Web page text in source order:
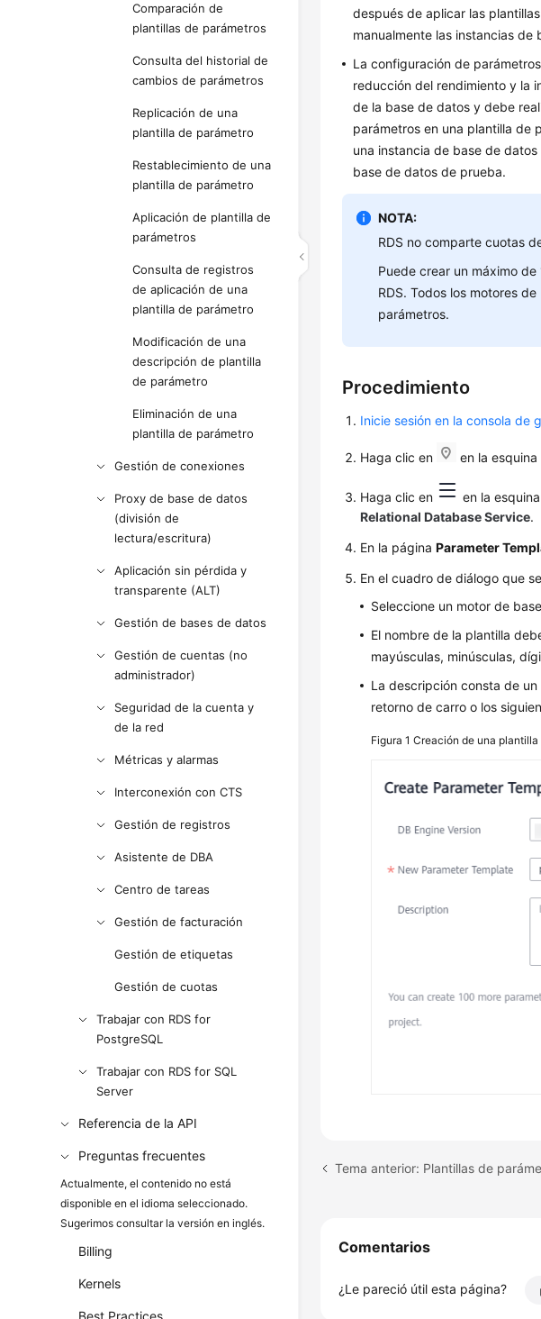
Comparación de
plantillas de parámetros
Consulta del historial de
cambios de parámetros
Replicación de una
plantilla de parámetro
Restablecimiento de una
plantilla de parámetro
Aplicación de plantilla de
parámetros
Consulta de registros
de aplicación de una
plantilla de parámetro
Modificación de una
descripción de plantilla
de parámetro
Eliminación de una
plantilla de parámetro
Gestión de conexiones
Proxy de base de datos
(división de
lectura/escritura)
Aplicación sin pérdida y
transparente (ALT)
Gestión de bases de datos
Gestión de cuentas (no
administrador)
Seguridad de la cuenta y
de la red
Métricas y alarmas
Interconexión con CTS
Gestión de registros
Asistente de DBA
Centro de tareas
Gestión de facturación
Gestión de etiquetas
Gestión de cuotas
Trabajar con RDS for
PostgreSQL
Trabajar con RDS for SQL
Server
Referencia de la API
Preguntas frecuentes
Actualmente, el contenido no está
disponible en el idioma seleccionado.
Sugerimos consultar la versión en inglés.
Billing
Kernels
Best Practices
después de aplicar las
manualmente las instancias de
La configuración de
reducción del rendimiento y la
de la base de datos y debe
parámetros en una plantilla de
una instancia de base de
base de datos de prueba.
NOTA:
RDS no comparte cuotas
Puede crear un máximo
RDS. Todos los motores
parámetros.
Procedimiento
Inicie sesión en la consola de
Haga clic en en la
Haga clic en en la
Relational Database Service.
En la páginaParameter
En el cuadro de diálogo que
Seleccione un motor de
El nombre de la plantilla
mayúsculas, minúsculas,
La descripción consta de
retorno de carro o los
Figura 1Creación de una plantilla
Tema anterior: Plantillas de
Comentarios
¿Le pareció útil esta página?